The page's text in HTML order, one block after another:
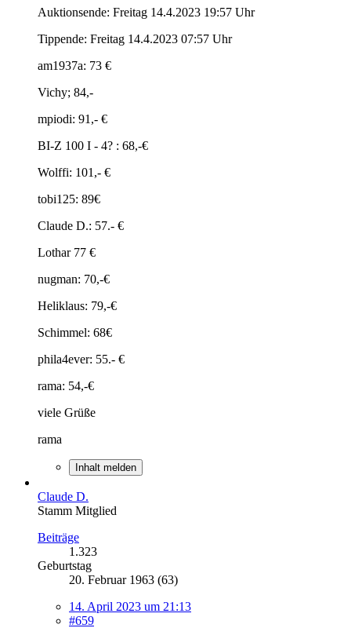
Auktionsende: Freitag 14.4.2023 19:57 Uhr
Tippende: Freitag 14.4.2023 07:57 Uhr
am1937a: 73 €
Vichy; 84,-
mpiodi: 91,- €
BI-Z 100 I - 4? : 68,-€
Wolffi: 101,- €
tobi125: 89€
Claude D.: 57.- €
Lothar 77 €
nugman: 70,-€
Heliklaus: 79,-€
Schimmel: 68€
phila4ever: 55.- €
rama: 54,-€
viele Grüße
rama
Inhalt melden
Claude D.
Stamm Mitglied
Beiträge
1.323
Geburtstag
20. Februar 1963 (63)
14. April 2023 um 21:13
#659